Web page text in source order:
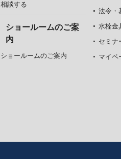
相談する
ショールームのご案
内
ショールームのご案内
法令・
水栓金
セミナ
マイペ